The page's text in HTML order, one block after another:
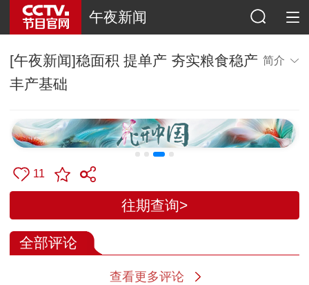
午夜新闻
[午夜新闻]稳面积 提单产 夯实粮食稳产
丰产基础
简介
11
往期查询>
全部评论
查看更多评论